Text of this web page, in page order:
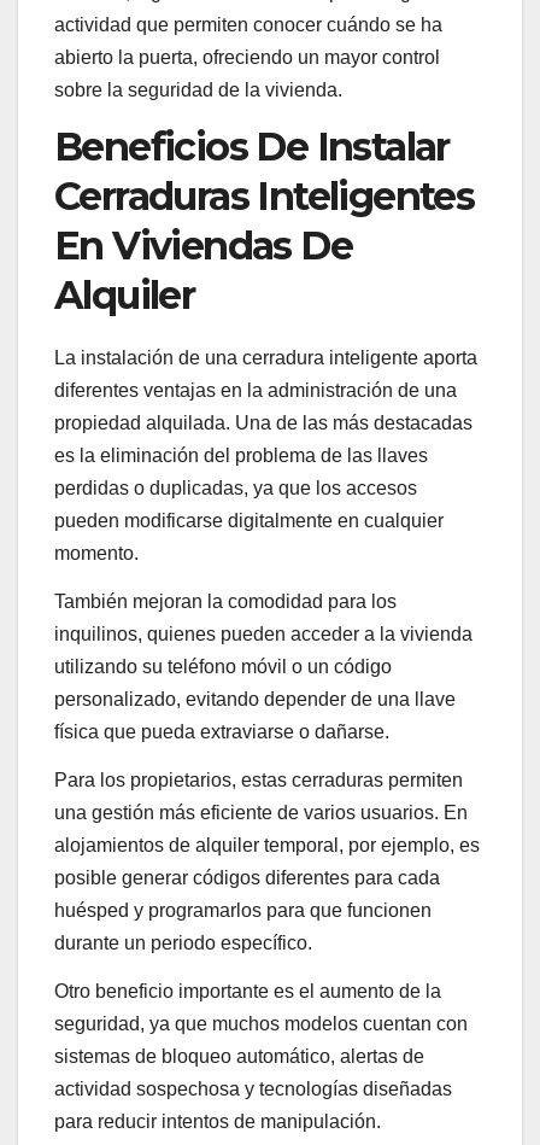
actividad que permiten conocer cuándo se ha
abierto la puerta, ofreciendo un mayor control
sobre la seguridad de la vivienda.
Beneficios De Instalar
Cerraduras Inteligentes
En Viviendas De
Alquiler
La instalación de una cerradura inteligente aporta
diferentes ventajas en la administración de una
propiedad alquilada. Una de las más destacadas
es la eliminación del problema de las llaves
perdidas o duplicadas, ya que los accesos
pueden modificarse digitalmente en cualquier
momento.
También mejoran la comodidad para los
inquilinos, quienes pueden acceder a la vivienda
utilizando su teléfono móvil o un código
personalizado, evitando depender de una llave
física que pueda extraviarse o dañarse.
Para los propietarios, estas cerraduras permiten
una gestión más eficiente de varios usuarios. En
alojamientos de alquiler temporal, por ejemplo, es
posible generar códigos diferentes para cada
huésped y programarlos para que funcionen
durante un periodo específico.
Otro beneficio importante es el aumento de la
seguridad, ya que muchos modelos cuentan con
sistemas de bloqueo automático, alertas de
actividad sospechosa y tecnologías diseñadas
para reducir intentos de manipulación.